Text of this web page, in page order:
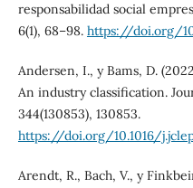
responsabilidad social
6(1), 68–98. https://doi.org/
Andersen, I., y Bams, D.
An industry classification.
344(130853), 130853.
https://doi.org/10.1016/
Arendt, R., Bach, V., y